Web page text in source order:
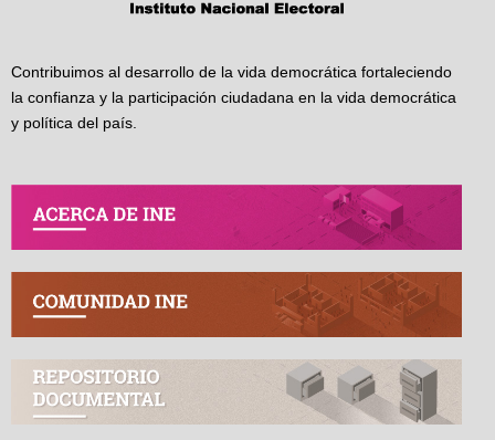
Contribuimos al desarrollo de la vida democrática fortaleciendo
la confianza y la participación ciudadana en la vida democrática
y política del país.